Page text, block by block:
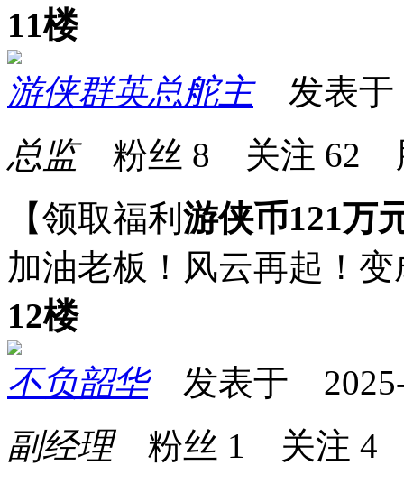
11楼
游侠群英总舵主发表于
总监粉丝 8 关注 62
【领取福利 游侠币121万
加油老板！风云再起！
12楼
不负韶华发表于 2025-
副经理粉丝 1 关注 4